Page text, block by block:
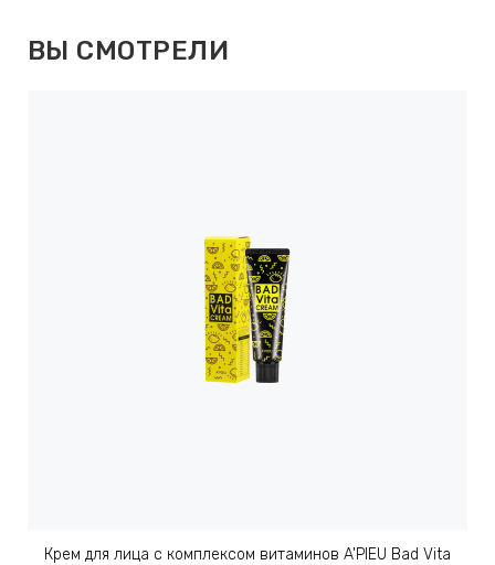
ВЫ СМОТРЕЛИ
Крем для лица с комплексом витаминов A'PIEU Bad Vita